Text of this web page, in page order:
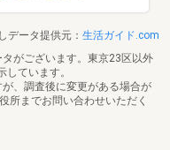
データ提供元： 生活ガイド.com
がございます。東京23区以外
ています。
、調査後に変更がある場合が
所までお問い合わせいただく